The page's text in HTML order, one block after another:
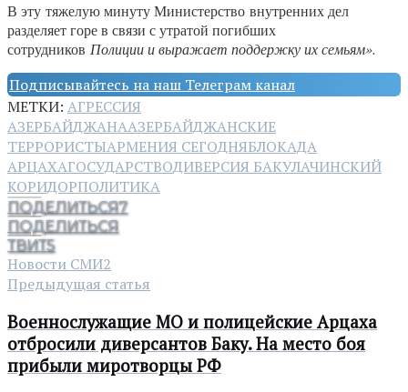
В эту тяжелую минуту Министерство внутренних дел
разделяет горе в связи с утратой погибших
сотрудников Полиции и выражает поддержку их семьям».
Подписывайтесь на наш Телеграм канал
МЕТКИ: АГРЕССИЯ
АЗЕРБАЙДЖАНААЗЕРБАЙДЖАНСКИЕ
ТЕРРОРИСТЫАРМЕНИЯ СЕГОДНЯБЛОКАДА
АРЦАХАГОСУДАРСТВОДИВЕРСИЯ БАКУЛАЧИНСКИЙ
КОРИДОРПОЛИТИКА
ПОДЕЛИТЬСЯ7
ПОДЕЛИТЬСЯ
ТВИТ5
Новости СМИ2
Предыдущая статья
Военнослужащие МО и полицейские Арцаха
отбросили диверсантов Баку. На место боя
прибыли миротворцы РФ